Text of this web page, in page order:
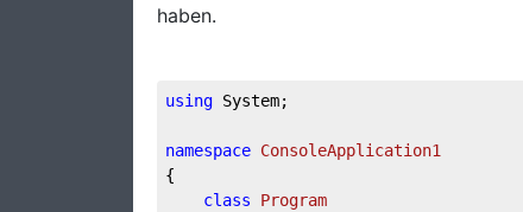
haben.
using System;
namespace ConsoleApplication1
{
class
Program